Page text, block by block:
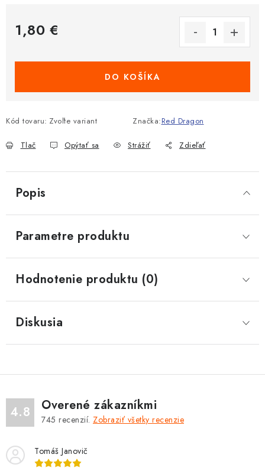
1,80 €
DO KOŠÍKA
Kód tovaru: Zvoľte variant Značka:Red Dragon
Tlač Opýtať sa Strážiť Zdieľať
Popis
Parametre produktu
Hodnotenie produktu (0)
Diskusia
4.8 Overené zákazníkmi
745 recenzií. Zobraziť všetky recenzie
Tomáš Janovič